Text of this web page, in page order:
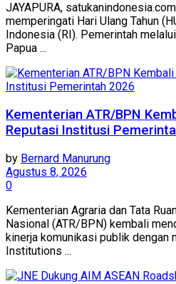
JAYAPURA,
memperingati Hari Ulang Tahun
Indonesia (RI). Pemerintah
Papua ...
Kementerian ATR/BPN
Reputasi Institusi
by Bernard Manurung
Agustus 8, 2026
0
Kementerian Agraria dan Tata
Nasional (ATR/BPN) kembali
kinerja komunikasi publik dengan
Institutions ...